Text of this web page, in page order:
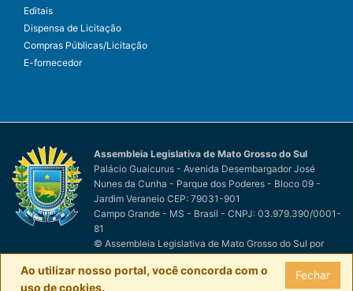
Editais
Dispensa de Licitação
Compras Públicas/Licitação
E-fornecedor
Assembleia Legislativa de Mato Grosso do Sul
Palácio Guaicurus - Avenida Desembargador José
Nunes da Cunha - Parque dos Poderes - Bloco 09 -
Jardim Veraneio CEP: 79031-901
Campo Grande - MS - Brasil - CNPJ: 03.979.390/0001-
81
© Assembleia Legislativa de Mato Grosso do Sul por
Fechar
Ao utilizar nosso portal, você concorda com o
uso de cookies.